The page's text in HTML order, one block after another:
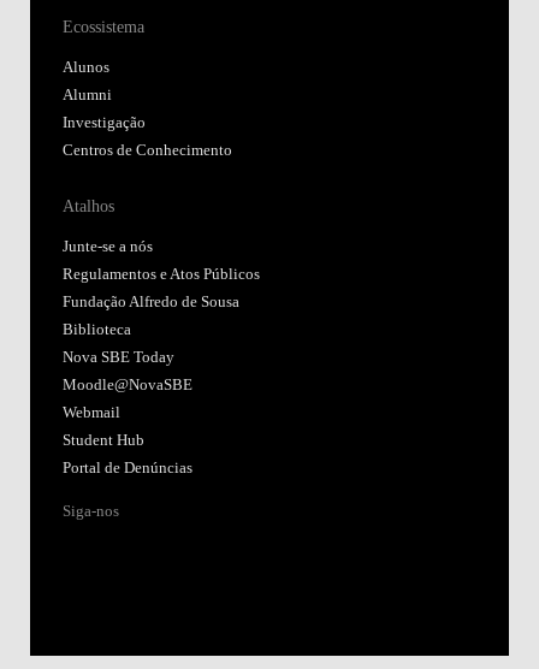
Ecossistema
Alunos
Alumni
Investigação
Centros de Conhecimento
Atalhos
Junte-se a nós
Regulamentos e Atos Públicos
Fundação Alfredo de Sousa
Biblioteca
Nova SBE Today
Moodle@NovaSBE
Webmail
Student Hub
Portal de Denúncias
Siga-nos